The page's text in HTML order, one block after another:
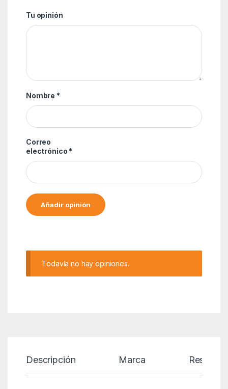
Tu opinión
Nombre *
Correo
electrónico *
Todavía no hay opiniones.
Descripción Marca Reseñas